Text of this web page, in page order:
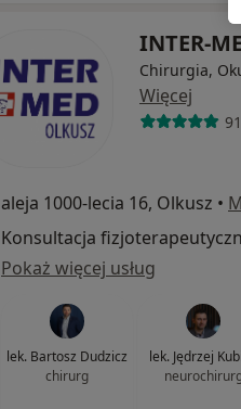
INTER-
Chirurgia,
Więcej
aleja 1000-lecia 16, Olkusz •
Konsultacja
Pokaż więcej usług
lek. Bartosz Dudzicz
chirurg
lek. Jędrzej